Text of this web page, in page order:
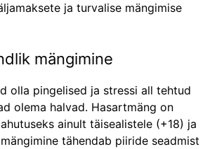
ja turvalise mängimise
mängimine
olla pingelised ja stressi all tehtud
olema halvad. Hasartmäng on
ainult täisealistele (+18) ja
tähendab piiride seadmist